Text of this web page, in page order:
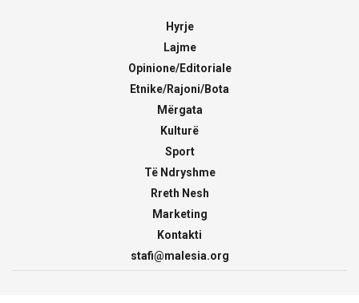
Hyrje
Lajme
Opinione/Editoriale
Etnike/Rajoni/Bota
Mërgata
Kulturë
Sport
Të Ndryshme
Rreth Nesh
Marketing
Kontakti
stafi@malesia.org